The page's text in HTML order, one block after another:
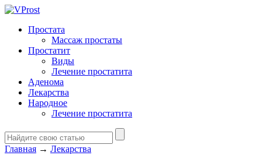
Простата
Массаж простаты
Простатит
Виды
Лечение простатита
Аденома
Лекарства
Народное
Лечение простатита
Главная → Лекарства